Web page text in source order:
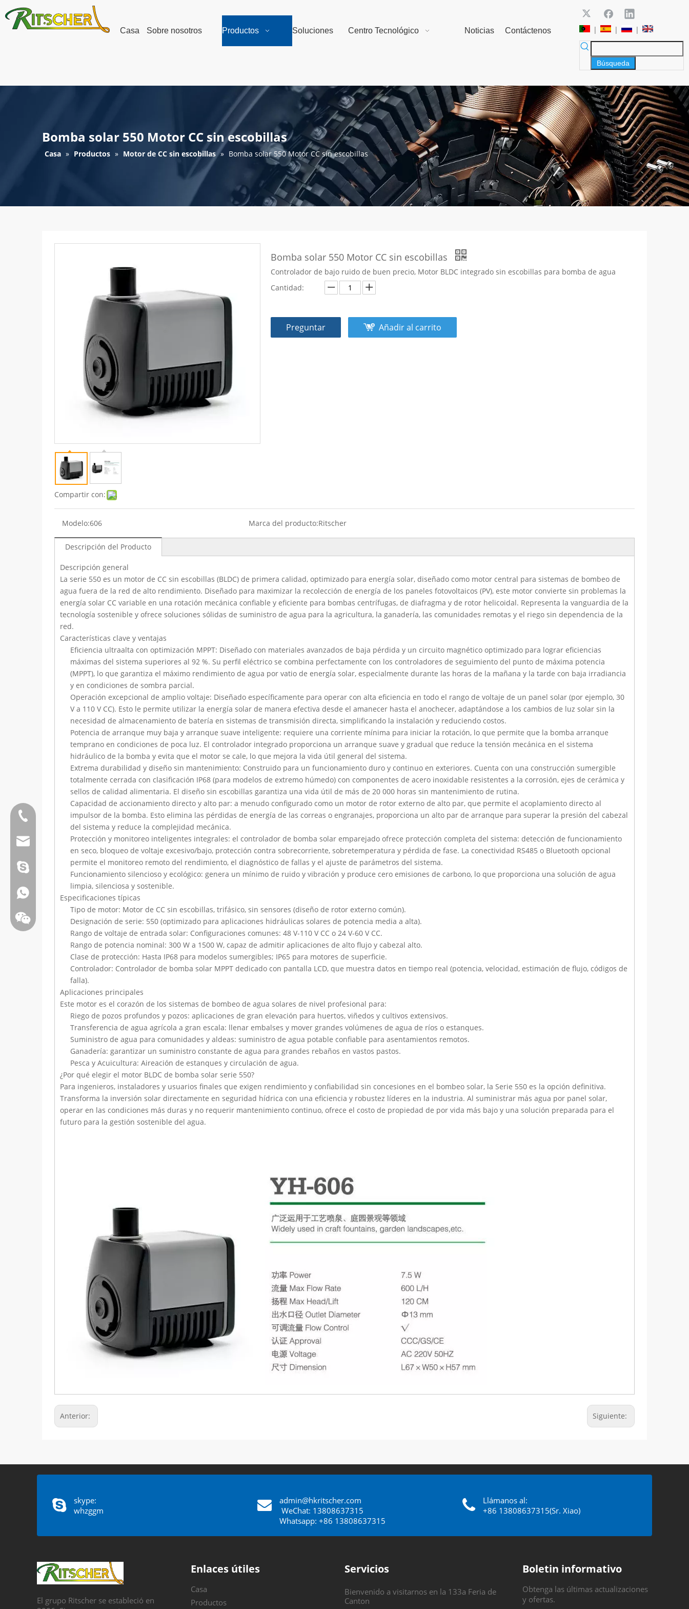
Casa Sobre nosotros Productos Soluciones Centro Tecnológico Noticias Contáctenos | | |
Búsqueda
Bomba solar 550 Motor CC sin escobillas
Casa » Productos » Motor de CC sin escobillas » Bomba solar 550 Motor CC sin escobillas
Compartir con:
Bomba solar 550 Motor CC sin escobillas
Controlador de bajo ruido de buen precio, Motor BLDC integrado sin escobillas para bomba de agua
Cantidad:
Preguntar Añadir al carrito
Modelo:606 Marca del producto:Ritscher
Descripción del Producto
Descripción general
La serie 550 es un motor de CC sin escobillas (BLDC) de primera calidad, optimizado para energía solar, diseñado como motor central para sistemas de bombeo de
agua fuera de la red de alto rendimiento. Diseñado para maximizar la recolección de energía de los paneles fotovoltaicos (PV), este motor convierte sin problemas la
energía solar CC variable en una rotación mecánica confiable y eficiente para bombas centrífugas, de diafragma y de rotor helicoidal. Representa la vanguardia de la
tecnología sostenible y ofrece soluciones sólidas de suministro de agua para la agricultura, la ganadería, las comunidades remotas y el riego sin dependencia de la
red.
Características clave y ventajas
Eficiencia ultraalta con optimización MPPT: Diseñado con materiales avanzados de baja pérdida y un circuito magnético optimizado para lograr eficiencias
máximas del sistema superiores al 92 %. Su perfil eléctrico se combina perfectamente con los controladores de seguimiento del punto de máxima potencia
(MPPT), lo que garantiza el máximo rendimiento de agua por vatio de energía solar, especialmente durante las horas de la mañana y la tarde con baja irradiancia
y en condiciones de sombra parcial.
Operación excepcional de amplio voltaje: Diseñado específicamente para operar con alta eficiencia en todo el rango de voltaje de un panel solar (por ejemplo, 30
V a 110 V CC). Esto le permite utilizar la energía solar de manera efectiva desde el amanecer hasta el anochecer, adaptándose a los cambios de luz solar sin la
necesidad de almacenamiento de batería en sistemas de transmisión directa, simplificando la instalación y reduciendo costos.
Potencia de arranque muy baja y arranque suave inteligente: requiere una corriente mínima para iniciar la rotación, lo que permite que la bomba arranque
temprano en condiciones de poca luz. El controlador integrado proporciona un arranque suave y gradual que reduce la tensión mecánica en el sistema
hidráulico de la bomba y evita que el motor se cale, lo que mejora la vida útil general del sistema.
Extrema durabilidad y diseño sin mantenimiento: Construido para un funcionamiento duro y continuo en exteriores. Cuenta con una construcción sumergible
totalmente cerrada con clasificación IP68 (para modelos de extremo húmedo) con componentes de acero inoxidable resistentes a la corrosión, ejes de cerámica y
sellos de calidad alimentaria. El diseño sin escobillas garantiza una vida útil de más de 20 000 horas sin mantenimiento de rutina.
Capacidad de accionamiento directo y alto par: a menudo configurado como un motor de rotor externo de alto par, que permite el acoplamiento directo al
impulsor de la bomba. Esto elimina las pérdidas de energía de las correas o engranajes, proporciona un alto par de arranque para superar la presión del cabezal
del sistema y reduce la complejidad mecánica.
Protección y monitoreo inteligentes integrales: el controlador de bomba solar emparejado ofrece protección completa del sistema: detección de funcionamiento
en seco, bloqueo de voltaje excesivo/bajo, protección contra sobrecorriente, sobretemperatura y pérdida de fase. La conectividad RS485 o Bluetooth opcional
permite el monitoreo remoto del rendimiento, el diagnóstico de fallas y el ajuste de parámetros del sistema.
Funcionamiento silencioso y ecológico: genera un mínimo de ruido y vibración y produce cero emisiones de carbono, lo que proporciona una solución de agua
limpia, silenciosa y sostenible.
Especificaciones típicas
Tipo de motor: Motor de CC sin escobillas, trifásico, sin sensores (diseño de rotor externo común).
Designación de serie: 550 (optimizado para aplicaciones hidráulicas solares de potencia media a alta).
Rango de voltaje de entrada solar: Configuraciones comunes: 48 V-110 V CC o 24 V-60 V CC.
Rango de potencia nominal: 300 W a 1500 W, capaz de admitir aplicaciones de alto flujo y cabezal alto.
Clase de protección: Hasta IP68 para modelos sumergibles; IP65 para motores de superficie.
Controlador: Controlador de bomba solar MPPT dedicado con pantalla LCD, que muestra datos en tiempo real (potencia, velocidad, estimación de flujo, códigos de
falla).
Aplicaciones principales
Este motor es el corazón de los sistemas de bombeo de agua solares de nivel profesional para:
Riego de pozos profundos y pozos: aplicaciones de gran elevación para huertos, viñedos y cultivos extensivos.
Transferencia de agua agrícola a gran escala: llenar embalses y mover grandes volúmenes de agua de ríos o estanques.
Suministro de agua para comunidades y aldeas: suministro de agua potable confiable para asentamientos remotos.
Ganadería: garantizar un suministro constante de agua para grandes rebaños en vastos pastos.
Pesca y Acuicultura: Aireación de estanques y circulación de agua.
¿Por qué elegir el motor BLDC de bomba solar serie 550?
Para ingenieros, instaladores y usuarios finales que exigen rendimiento y confiabilidad sin concesiones en el bombeo solar, la Serie 550 es la opción definitiva.
Transforma la inversión solar directamente en seguridad hídrica con una eficiencia y robustez líderes en la industria. Al suministrar más agua por panel solar,
operar en las condiciones más duras y no requerir mantenimiento continuo, ofrece el costo de propiedad de por vida más bajo y una solución preparada para el
futuro para la gestión sostenible del agua.
Anterior: Siguiente:
skype:
whzggm
admin@hkritscher.com
WeChat: 13808637315
Whatsapp: +86 13808637315
Llámanos al:
+86 13808637315(Sr. Xiao)
El grupo Ritscher se estableció en
Enlaces útiles
Casa
Productos
Servicios
Bienvenido a visitarnos en la 133a Feria de
Canton
Boletin informativo
Obtenga las últimas actualizaciones
y ofertas.
Teléfono:0086 13808637315
Correo electrónico:james@hkritscher.com
Correo electrónico:admin@hkritscher.com
Skype:whzggm
Whatsapp:+86 13808637315